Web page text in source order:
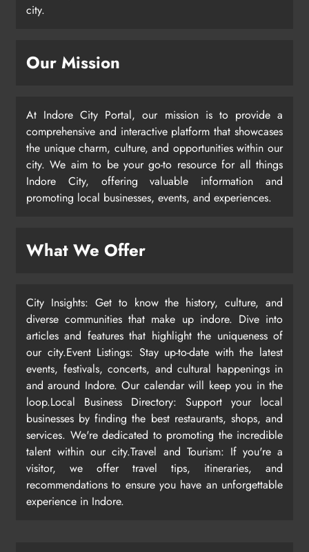
city.
Our Mission
At Indore City Portal, our mission is to provide a
comprehensive and interactive platform that showcases
the unique charm, culture, and opportunities within our
city. We aim to be your go-to resource for all things
Indore City, offering valuable information and
promoting local businesses, events, and experiences.
What We Offer
City Insights: Get to know the history, culture, and
diverse communities that make up indore. Dive into
articles and features that highlight the uniqueness of
our city.Event Listings: Stay up-to-date with the latest
events, festivals, concerts, and cultural happenings in
and around Indore. Our calendar will keep you in the
loop.Local Business Directory: Support your local
businesses by finding the best restaurants, shops, and
services. We're dedicated to promoting the incredible
talent within our city.Travel and Tourism: If you're a
visitor, we offer travel tips, itineraries, and
recommendations to ensure you have an unforgettable
experience in Indore.